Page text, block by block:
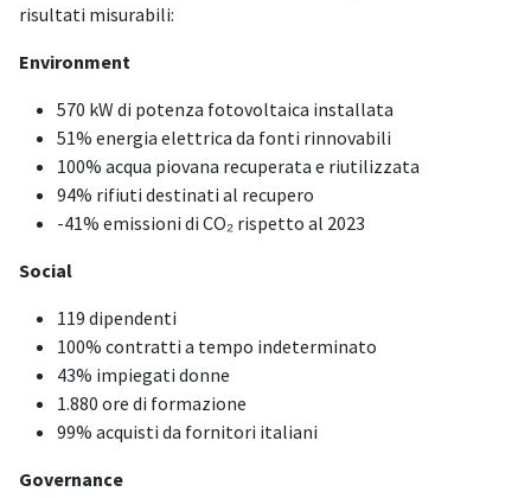
risultati misurabili:
Environment
570 kW di potenza fotovoltaica installata
51% energia elettrica da fonti rinnovabili
100% acqua piovana recuperata e riutilizzata
94% rifiuti destinati al recupero
-41% emissioni di CO₂ rispetto al 2023
Social
119 dipendenti
100% contratti a tempo indeterminato
43% impiegati donne
1.880 ore di formazione
99% acquisti da fornitori italiani
Governance